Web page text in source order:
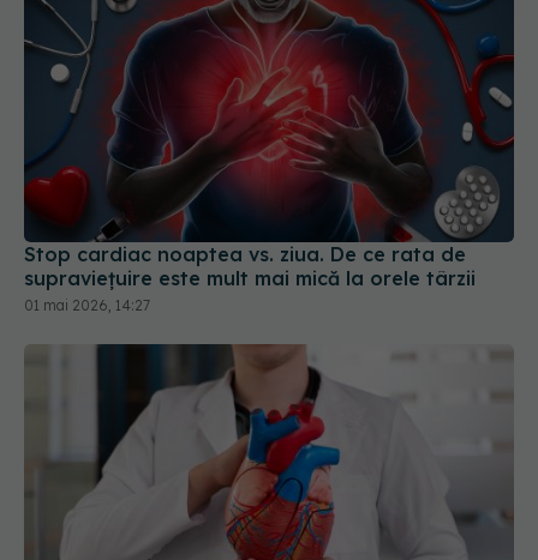
Stop cardiac noaptea vs. ziua. De ce rata de
supraviețuire este mult mai mică la orele târzii
01 mai 2026, 14:27